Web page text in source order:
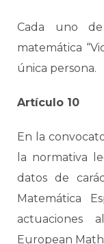
Cada uno
matemática
única persona.
Artículo 10
En la
la normativa
datos de
Matemática
actuaciones
European